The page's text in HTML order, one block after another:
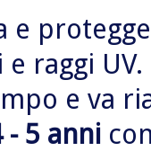
e
raggi UV.
e va
- 5 anni